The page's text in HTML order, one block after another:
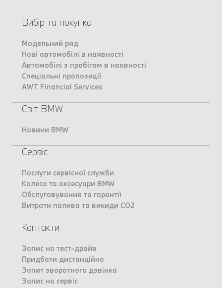
Вибір та покупка
Модельний ряд
Нові автомобілі в наявності
Автомобілі з пробігом в наявності
Спеціальні пропозиції
AWT Financial Services
Світ BMW
Новини BMW
Сервіс
Послуги сервісної служби
Колеса та аксесуари BMW
Обслуговування та гарантії
Витрати палива та викиди CO2
Контакти
Запис на тест-драйв
Придбати дистанційно
Запит зворотного дзвінка
Запис на сервіс